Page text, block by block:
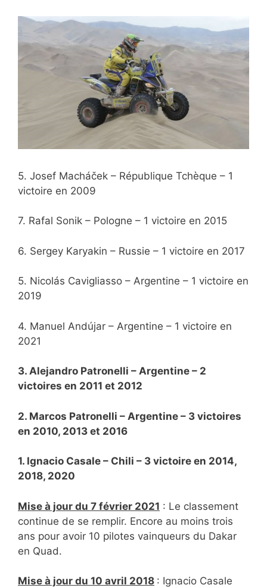
5. Josef Macháček – République Tchèque – 1
victoire en 2009
7. Rafal Sonik – Pologne – 1 victoire en 2015
6. Sergey Karyakin – Russie – 1 victoire en 2017
5. Nicolás Cavigliasso – Argentine – 1 victoire en
2019
4. Manuel Andújar – Argentine – 1 victoire en
2021
3. Alejandro Patronelli – Argentine – 2
victoires en 2011 et 2012
2. Marcos Patronelli – Argentine – 3 victoires
en 2010, 2013 et 2016
1. Ignacio Casale – Chili – 3 victoire en 2014,
2018, 2020
Mise à jour du 7 février 2021 : Le classement
continue de se remplir. Encore au moins trois
ans pour avoir 10 pilotes vainqueurs du Dakar
en Quad.
Mise à jour du 10 avril 2018 : Ignacio Casale